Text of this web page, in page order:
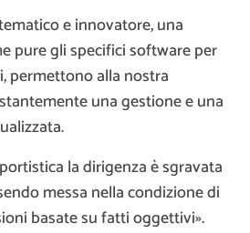
e innovatore, una
pure gli specifici software per
permettono alla nostra
una gestione e una
la dirigenza è sgravata
messa nella condizione di
basate su fatti oggettivi».